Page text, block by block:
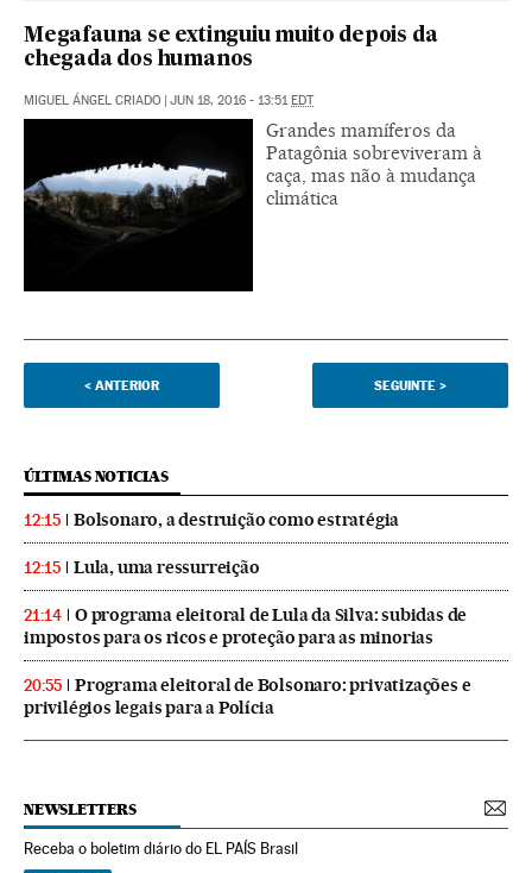
Megafauna se extinguiu muito depois da
chegada dos humanos
MIGUEL ÁNGEL CRIADO JUN 18, 2016 - 13:51 EDT
Grandes mamíferos da
Patagônia sobreviveram à
caça, mas não à mudança
climática
< ANTERIOR SEGUINTE >
ÚLTIMAS NOTICIAS
12:15 Bolsonaro, a destruição como estratégia
12:15 Lula, uma ressurreição
21:14
O programa eleitoral de Lula da Silva: subidas de
impostos para os ricos e proteção para as minorias
20:55
Programa eleitoral de Bolsonaro: privatizações e
privilégios legais para a Polícia
NEWSLETTERS
Receba o boletim diário do EL PAÍS Brasil